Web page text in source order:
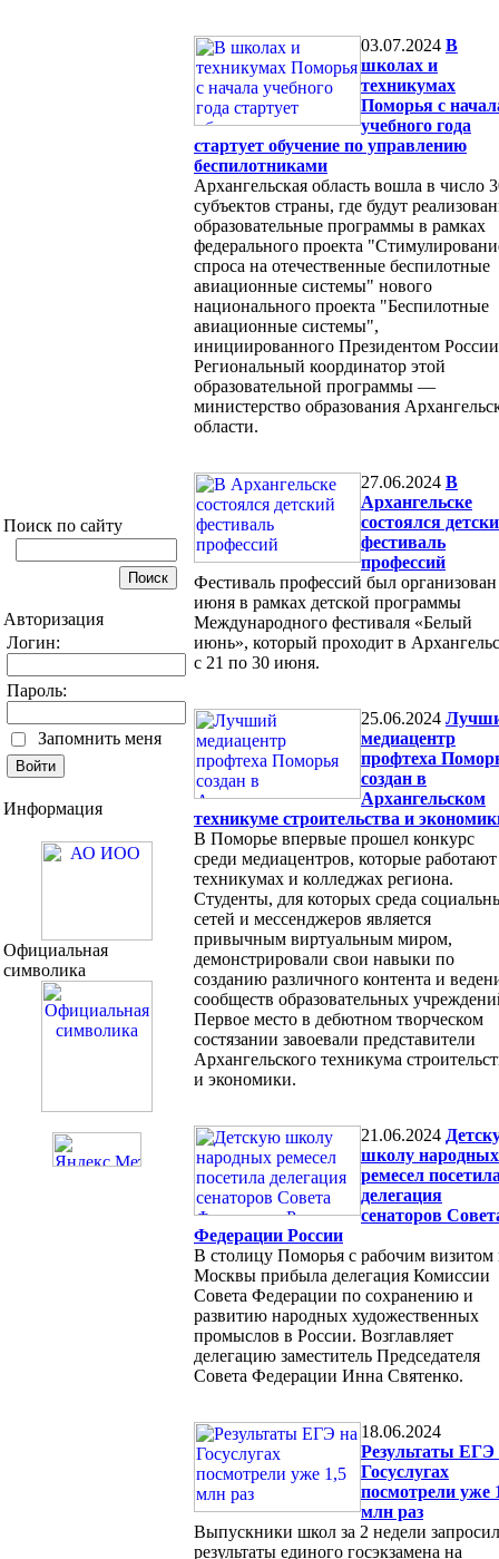
Поиск по сайту
Авторизация
Логин:
Пароль:
Запомнить меня
Информация
Официальная
символика
03.07.2024 В
школах и
техникумах
Поморья с
учебного года
стартует обучение по управлению
беспилотниками
Архангельская область вошла в число
субъектов страны, где будут
образовательные программы в рамках
федерального проекта
спроса на отечественные беспилотные
авиационные системы" нового
национального проекта "Беспилотные
авиационные системы",
инициированного Президентом
Региональный координатор этой
образовательной программы —
министерство образования
области.
27.06.2024 В
Архангельске
состоялся
фестиваль
профессий
Фестиваль профессий был
июня в рамках детской программы
Международного фестиваля «Белый
июнь», который проходит в
с 21 по 30 июня.
25.06.2024
медиацентр
профтеха
создан в
Архангельском
техникуме строительства и
В Поморье впервые прошел конкурс
среди медиацентров, которые
техникумах и колледжах региона.
Студенты, для которых среда
сетей и мессенджеров является
привычным виртуальным миром,
демонстрировали свои навыки по
созданию различного контента и
сообществ образовательных
Первое место в дебютном творческом
состязании завоевали представители
Архангельского техникума
и экономики.
21.06.2024
школу народных
ремесел
делегация
сенаторов
Федерации России
В столицу Поморья с рабочим визитом
Москвы прибыла делегация Комиссии
Совета Федерации по сохранению и
развитию народных художественных
промыслов в России. Возглавляет
делегацию заместитель Председателя
Совета Федерации Инна Святенко.
18.06.2024
Результаты ЕГЭ
Госуслугах
посмотрели уже
млн раз
Выпускники школ за 2 недели
результаты единого госэкзамена на